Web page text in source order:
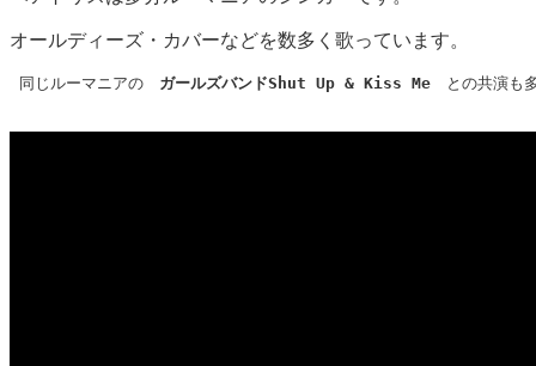
オールディーズ・カバーなどを数多く歌っています。
同じルーマニアの ガールズバンドShut Up & Kiss Me との共演も